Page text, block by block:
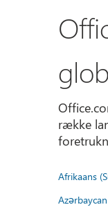
række
Afrikaans